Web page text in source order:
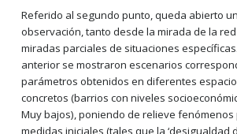
Referido al segundo punto, queda abierto
observación, tanto desde la mirada de la
miradas parciales de situaciones
anterior se mostraron escenarios
parámetros obtenidos en diferentes
concretos (barrios con niveles
Muy bajos), poniendo de relieve fenómenos
medidas iniciales (tales que la ‘desigualdad